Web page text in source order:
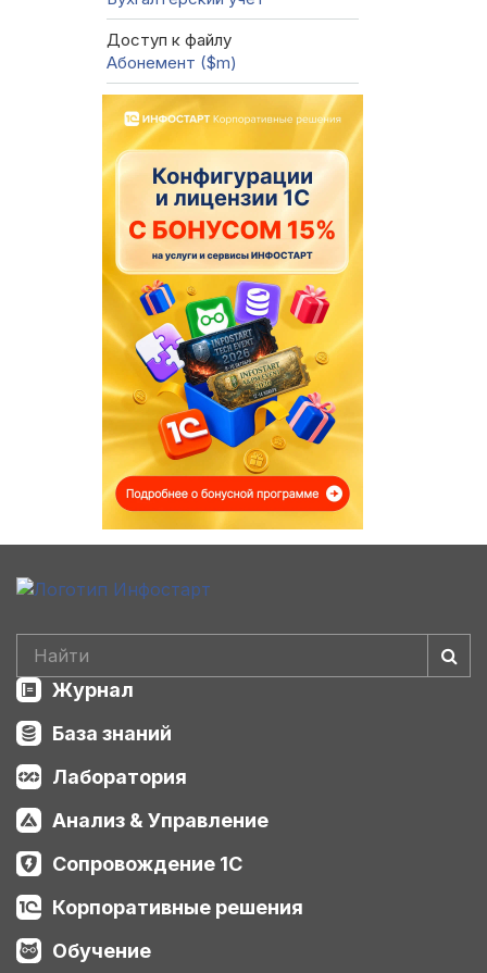
Доступ к файлу
Абонемент ($m)
Журнал
База знаний
Лаборатория
Анализ & Управление
Сопровождение 1С
Корпоративные решения
Обучение